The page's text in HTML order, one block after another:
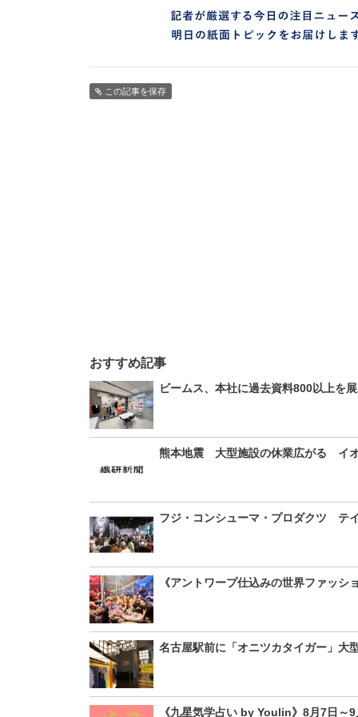
この記事を保存
おすすめ記事
ビームス、本社に過去資料800以上を
熊本地震 大型施設の休業広がる イ
フジ・コンシューマ・プロダクツ テ
《アントワープ仕込みの世界ファッ
名古屋駅前に「オニツカタイガー」
《九星気学占い by Youlin》8月7日～